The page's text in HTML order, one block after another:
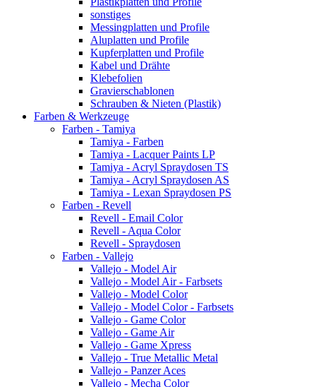
sonstiges
Messingplatten und Profile
Aluplatten und Profile
Kupferplatten und Profile
Kabel und Drähte
Klebefolien
Gravierschablonen
Schrauben & Nieten (Plastik)
Farben & Werkzeuge
Farben - Tamiya
Tamiya - Farben
Tamiya - Lacquer Paints LP
Tamiya - Acryl Spraydosen TS
Tamiya - Acryl Spraydosen AS
Tamiya - Lexan Spraydosen PS
Farben - Revell
Revell - Email Color
Revell - Aqua Color
Revell - Spraydosen
Farben - Vallejo
Vallejo - Model Air
Vallejo - Model Air - Farbsets
Vallejo - Model Color
Vallejo - Model Color - Farbsets
Vallejo - Game Color
Vallejo - Game Air
Vallejo - Game Xpress
Vallejo - True Metallic Metal
Vallejo - Panzer Aces
Vallejo - Mecha Color